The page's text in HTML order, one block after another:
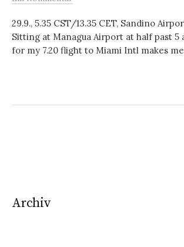
29.9., 5.35 CST/13.35 CET, Sandino
Sitting at Managua Airport at half past 5
for my 7.20 flight to Miami Intl makes
Archiv